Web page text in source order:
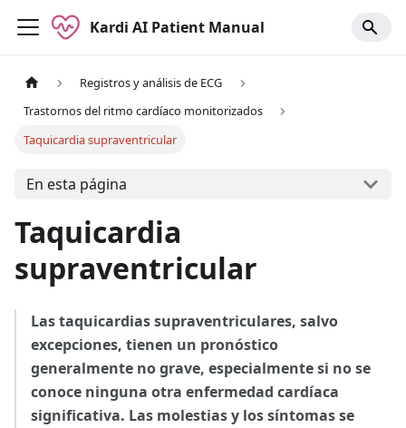
Kardi AI Patient Manual
Registros y análisis de ECG
Trastornos del ritmo cardíaco monitorizados
Taquicardia supraventricular
En esta página
Taquicardia
supraventricular
Las taquicardias supraventriculares, salvo
excepciones, tienen un pronóstico
generalmente no grave, especialmente si no se
conoce ninguna otra enfermedad cardíaca
significativa. Las molestias y los síntomas se